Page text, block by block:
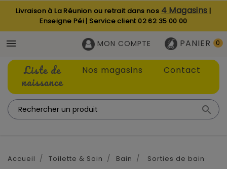
Livraison à La Réunion ou retrait dans nos 4 Magasins |
Enseigne Péi | Service client02 62 35 00 00
 PANIER 0
MON COMPTE
Liste de
naissance
Nos magasins Contact

Accueil Toilette & Soin Bain Sorties de bain